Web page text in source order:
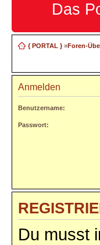
Das
{ PORTAL }»Foren-
Anmelden
Benutzername:
Passwort:
Du musst